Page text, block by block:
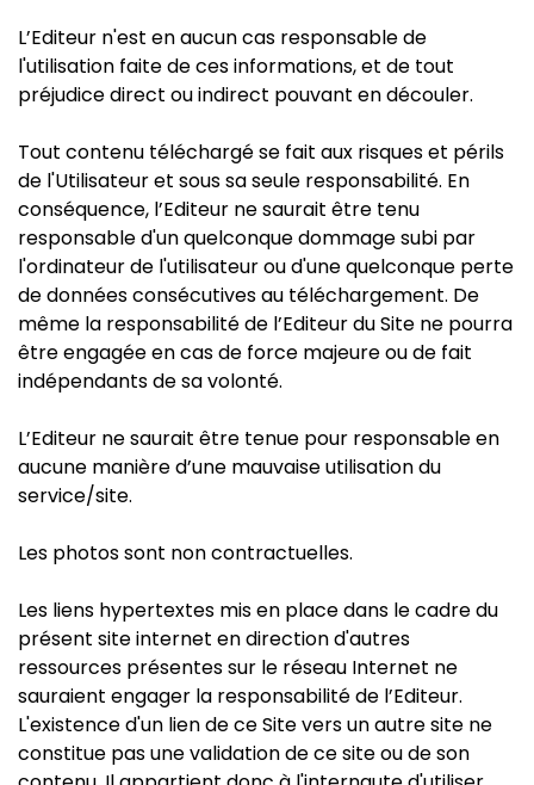
L’Editeur n'est en aucun cas responsable de
l'utilisation faite de ces informations, et de tout
préjudice direct ou indirect pouvant en découler.
Tout contenu téléchargé se fait aux risques et périls
de l'Utilisateur et sous sa seule responsabilité. En
conséquence, l’Editeur ne saurait être tenu
responsable d'un quelconque dommage subi par
l'ordinateur de l'utilisateur ou d'une quelconque perte
de données consécutives au téléchargement. De
même la responsabilité de l’Editeur du Site ne pourra
être engagée en cas de force majeure ou de fait
indépendants de sa volonté.
L’Editeur ne saurait être tenue pour responsable en
aucune manière d’une mauvaise utilisation du
service/site.
Les photos sont non contractuelles.
Les liens hypertextes mis en place dans le cadre du
présent site internet en direction d'autres
ressources présentes sur le réseau Internet ne
sauraient engager la responsabilité de l’Editeur.
L'existence d'un lien de ce Site vers un autre site ne
constitue pas une validation de ce site ou de son